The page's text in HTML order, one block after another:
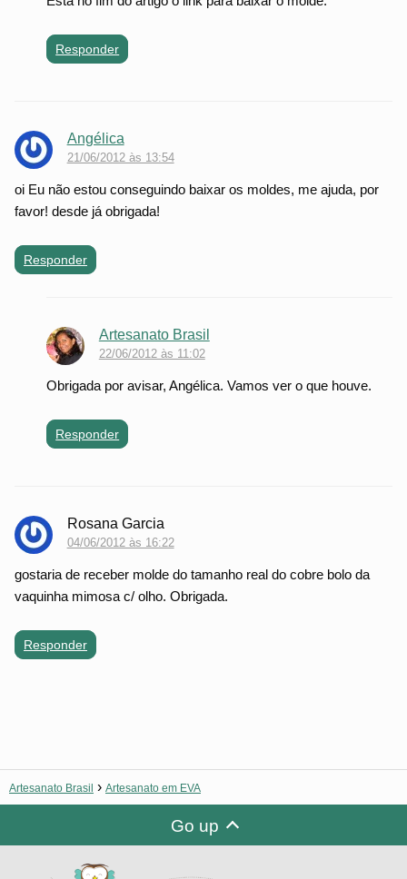
Responder
Angélica
21/06/2012 às 13:54
oi Eu não estou conseguindo baixar os moldes, me ajuda, por
favor! desde já obrigada!
Responder
Artesanato Brasil
22/06/2012 às 11:02
Obrigada por avisar, Angélica. Vamos ver o que houve.
Responder
Rosana Garcia
04/06/2012 às 16:22
gostaria de receber molde do tamanho real do cobre bolo da
vaquinha mimosa c/ olho. Obrigada.
Responder
Artesanato Brasil Artesanato em EVA
Go up